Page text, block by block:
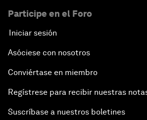
Participe en el Foro
Iniciar sesión
Asóciese con nosotros
Conviértase en miembro
Regístrese para recibir nuestras
Suscríbase a nuestros boletines